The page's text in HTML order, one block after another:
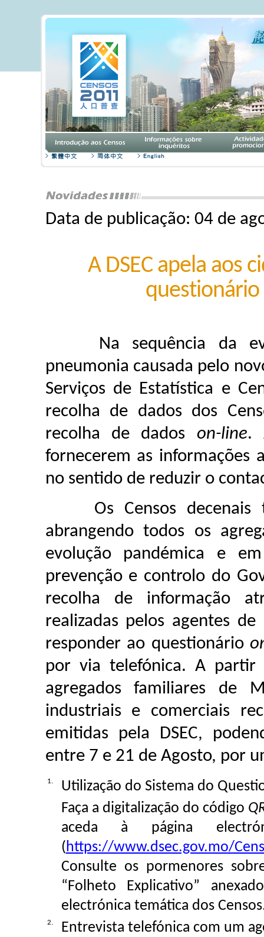
Data de publicação: 04 de
A DSEC apela aos
questionário
Na sequência da
pneumonia causada pelo
Serviços de Estatística e
recolha de dados dos
recolha de dados on-line.
fornecerem as informações
no sentido de reduzir o
Os Censos decenais
abrangendo todos os
evolução pandémica e
prevenção e controlo do
recolha de informação
realizadas pelos agentes
responder ao questionário
por via telefónica. A
agregados familiares de
industriais e comerciais
emitidas pela DSEC,
entre 7 e 21 de Agosto, por
1.
Utilização do Sistema do
Faça a digitalização do código
aceda à página
(https://www.dsec.gov.mo/
Consulte os pormenores
“Folheto Explicativo”
electrónica temática dos
2.
Entrevista telefónica com um